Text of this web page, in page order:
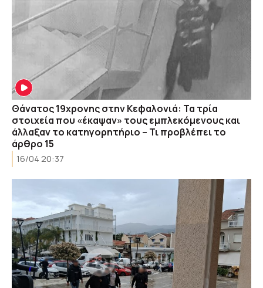
Θάνατος 19χρονης στην Κεφαλονιά: Τα τρία
στοιχεία που «έκαψαν» τους εμπλεκόμενους και
άλλαξαν το κατηγορητήριο – Τι προβλέπει το
άρθρο 15
16/04 20:37